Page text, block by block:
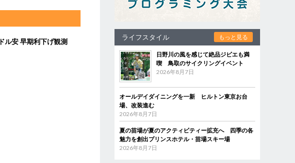
ル安 早期利下げ観測
ライフスタイル もっと見る
日野川の風を感じて絶品ジビエも満
喫 鳥取のサイクリングイベント
2026年8月7日
オールデイダイニングを一新 ヒルトン東京お台
場、改装進む
2026年8月7日
夏の苗場が夏のアクティビティー拡充へ 四季の各
魅力を創出プリンスホテル・苗場スキー場
2026年8月7日